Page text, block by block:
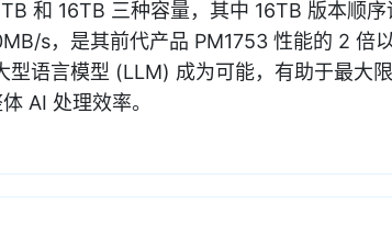
和 16TB 三种容量，其中 16TB 版本顺
s，是其前代产品 PM1753 性能的 2 倍
型语言模型 (LLM) 成为可能，有助于最大
AI 处理效率。